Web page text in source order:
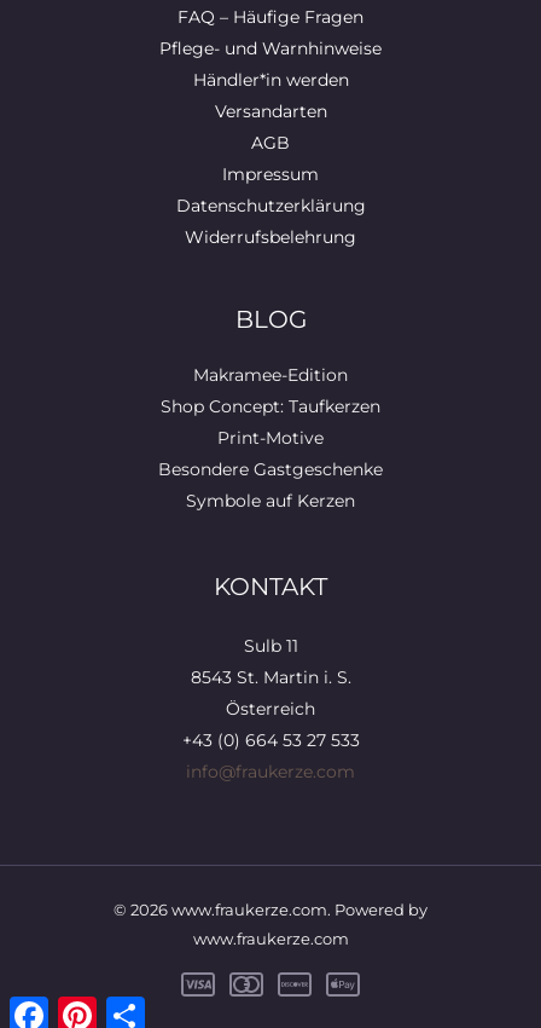
FAQ – Häufige Fragen
Pflege- und Warnhinweise
Händler*in werden
Versandarten
AGB
Impressum
Datenschutzerklärung
Widerrufsbelehrung
BLOG
Makramee-Edition
Shop Concept: Taufkerzen
Print-Motive
Besondere Gastgeschenke
Symbole auf Kerzen
KONTAKT
Sulb 11
8543 St. Martin i. S.
Österreich
+43 (0) 664 53 27 533
info@fraukerze.com
© 2026 www.fraukerze.com. Powered by
www.fraukerze.com
FacebookPinterest